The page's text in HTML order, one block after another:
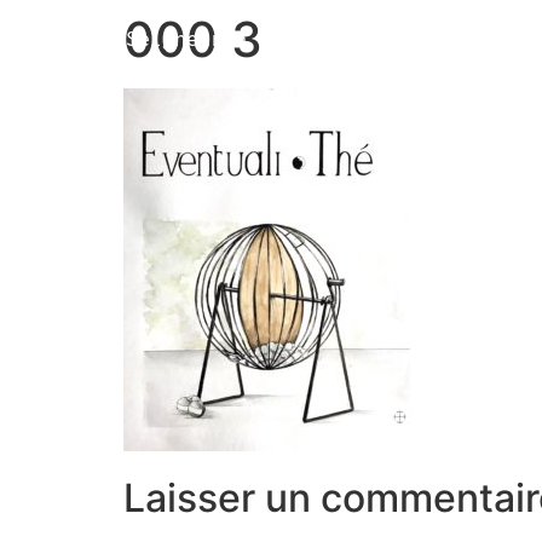
Marion Seigneurin​
000 3
Laisser un